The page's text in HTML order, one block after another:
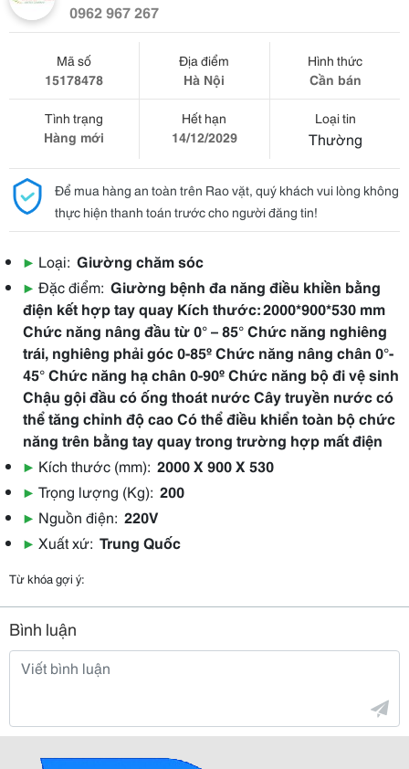
0962 967 267
Mã số
15178478
Địa điểm
Hà Nội
Hình thức
Cần bán
Tình trạng
Hàng mới
Hết hạn
14/12/2029
Loại tin
Thường
Để mua hàng an toàn trên Rao vặt, quý khách vui lòng không
thực hiện thanh toán trước cho người đăng tin!
▶ Loại: Giường chăm sóc
▶ Đặc điểm: Giường bệnh đa năng điều khiền bằng
điện kết hợp tay quay Kích thước: 2000*900*530 mm
Chức năng nâng đầu từ 0° – 85° Chức năng nghiêng
trái, nghiêng phải góc 0-85º Chức năng nâng chân 0°-
45° Chức năng hạ chân 0-90º Chức năng bộ đi vệ sinh
Chậu gội đầu có ống thoát nước Cây truyền nước có
thể tăng chỉnh độ cao Có thể điều khiển toàn bộ chức
năng trên bằng tay quay trong trường hợp mất điện
▶ Kích thước (mm): 2000 X 900 X 530
▶ Trọng lượng (Kg): 200
▶ Nguồn điện: 220V
▶ Xuất xứ: Trung Quốc
Từ khóa gợi ý:
Bình luận